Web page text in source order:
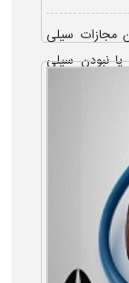
مجازات سیلی
نبودن سیلی
گرفتن این